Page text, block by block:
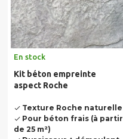
En stock
Kit béton empreinte
aspect Roche
doneTexture Roche naturelle
donePour béton frais (à partir
de 25 m²)